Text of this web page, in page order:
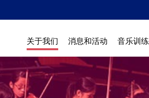
关于我们 消息和活动 音乐训练